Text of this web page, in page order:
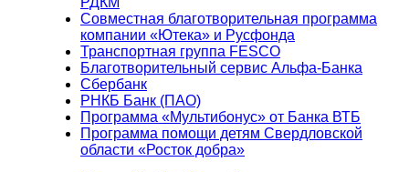
Совместная благотворительная программа
компании «Ютека» и Русфонда
Транспортная группа FESCO
Благотворительный сервис Альфа-Банка
Сбербанк
РНКБ Банк (ПАО)
Программа «Мультибонус» от Банка ВТБ
Программа помощи детям Свердловской
области «Росток добра»